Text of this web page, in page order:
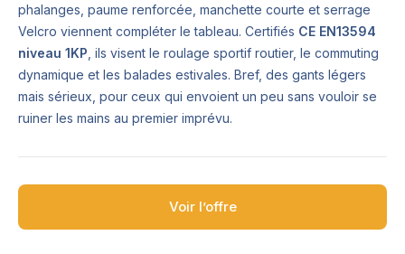
phalanges, paume renforcée, manchette courte et serrage
Velcro viennent compléter le tableau. Certifiés CE EN13594
niveau 1KP , ils visent le roulage sportif routier, le commuting
dynamique et les balades estivales. Bref, des gants légers
mais sérieux, pour ceux qui envoient un peu sans vouloir se
ruiner les mains au premier imprévu.
Voir l’offre